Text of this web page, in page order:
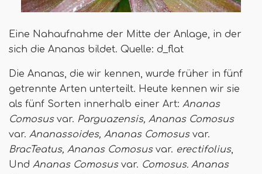
Eine Nahaufnahme der Mitte der Anlage, in der
sich die Ananas bildet. Quelle: d_flat
Die Ananas, die wir kennen, wurde früher in fünf
getrennte Arten unterteilt. Heute kennen wir sie
als fünf Sorten innerhalb einer Art: Ananas
Comosusvar. Parguazensis, Ananas Comosus
var. Ananassoides, Ananas Comosusvar.
BracTeatus, Ananas Comosusvar. erectifolius,
Und Ananas Comosusvar. Comosus. Ananas